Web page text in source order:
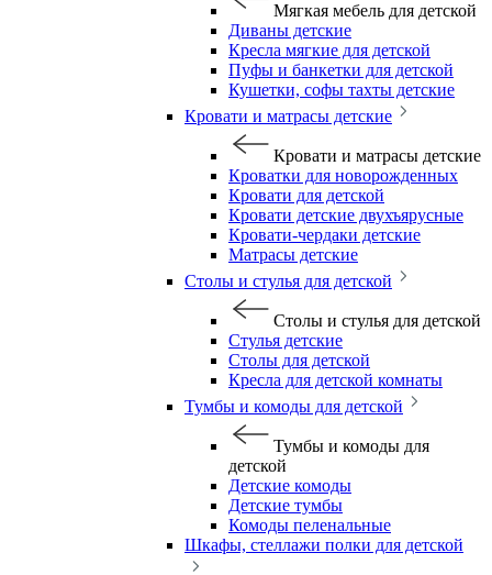
Мягкая мебель для детской
Диваны детские
Кресла мягкие для детской
Пуфы и банкетки для детской
Кушетки, софы тахты детские
Кровати и матрасы детские
Кровати и матрасы детские
Кроватки для новорожденных
Кровати для детской
Кровати детские двухъярусные
Кровати-чердаки детские
Матрасы детские
Столы и стулья для детской
Столы и стулья для детской
Стулья детские
Столы для детской
Кресла для детской комнаты
Тумбы и комоды для детской
Тумбы и комоды для
детской
Детские комоды
Детские тумбы
Комоды пеленальные
Шкафы, стеллажи полки для детской